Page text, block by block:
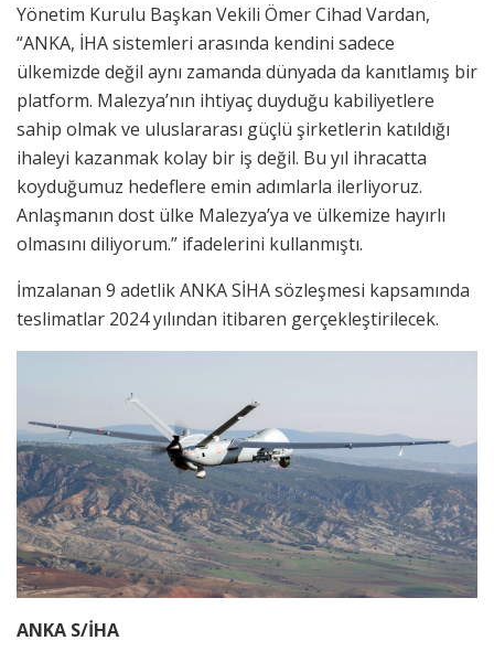
Yönetim Kurulu Başkan Vekili Ömer Cihad Vardan,
“ANKA, İHA sistemleri arasında kendini sadece
ülkemizde değil aynı zamanda dünyada da kanıtlamış bir
platform. Malezya’nın ihtiyaç duyduğu kabiliyetlere
sahip olmak ve uluslararası güçlü şirketlerin katıldığı
ihaleyi kazanmak kolay bir iş değil. Bu yıl ihracatta
koyduğumuz hedeflere emin adımlarla ilerliyoruz.
Anlaşmanın dost ülke Malezya’ya ve ülkemize hayırlı
olmasını diliyorum.” ifadelerini kullanmıştı.
İmzalanan 9 adetlik ANKA SİHA sözleşmesi kapsamında
teslimatlar 2024 yılından itibaren gerçekleştirilecek.
ANKA S/İHA